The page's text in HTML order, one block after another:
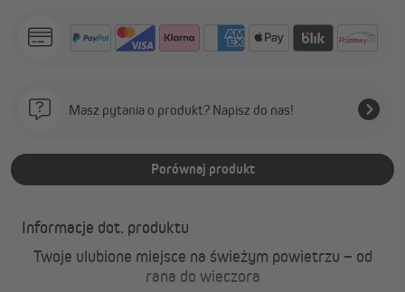
Masz pytania o produkt? Napisz do nas!
Porównaj produkt
Informacje dot. produktu
Twoje ulubione miejsce na świeżym powietrzu – od
rana do wieczora